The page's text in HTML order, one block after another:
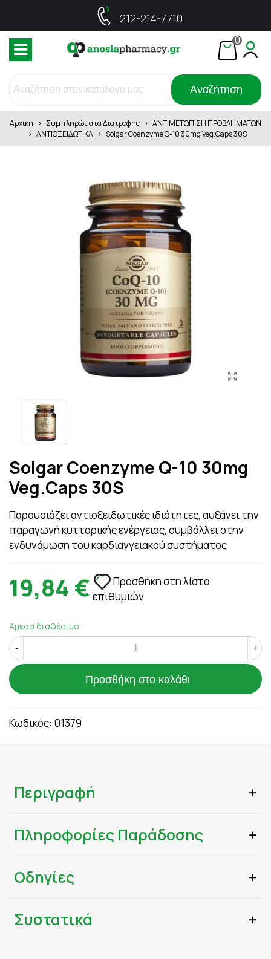
212-214-7710
0
Αναζήτηση
Αρχική > Συμπληρώματα Διατροφής > ΑΝΤΙΜΕΤΩΠΙΣΗ ΠΡΟΒΛΗΜΑΤΩΝ
> ΑΝΤΙΟΞΕΙΔΩΤΙΚΑ > Solgar Coenzyme Q-10 30mg Veg.Caps 30S
Solgar Coenzyme Q-10 30mg
Veg.Caps 30S
Παρουσιάζει αντιοξειδωτικές ιδιότητες, αυξάνει την
παραγωγή κυτταρικής ενέργειας, συμβάλλει στην
ενδυνάμωση του καρδιαγγειακού συστήματος
19,84 €
Προσθήκη στη λίστα
επιθυμιών
Άμεσα διαθέσιμο
- +
Προσθήκη στο καλάθι
Κωδικός: 01379
Περιγραφή
Πληροφορίες Παράδοσης
Οδηγίες
Συστατικά